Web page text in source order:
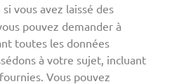
vous avez laissé des
pouvez demander à
toutes les données
à votre sujet, incluant
Vous pouvez